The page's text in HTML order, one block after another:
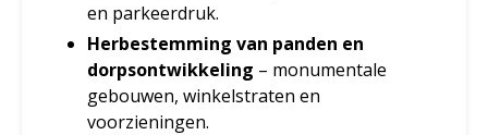
en parkeerdruk.
Herbestemming van panden en
dorpsontwikkeling – monumentale
gebouwen, winkelstraten en
voorzieningen.